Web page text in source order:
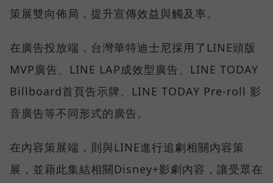
策展雙向佈局，提升宣傳效益與觸及率。
在廣告投放端，台灣華特迪士尼採用了LINE頭版
MVP廣告、LINE LAP成效型廣告、LINE TODAY
Billboard首頁告示牌、LINE TODAY Pre-roll 影
音廣告等不同形式的廣告。
在內容策展端，則與LINE進行追劇相關內容策
展，並藉此集結相關Disney+影劇內容，讓受眾在